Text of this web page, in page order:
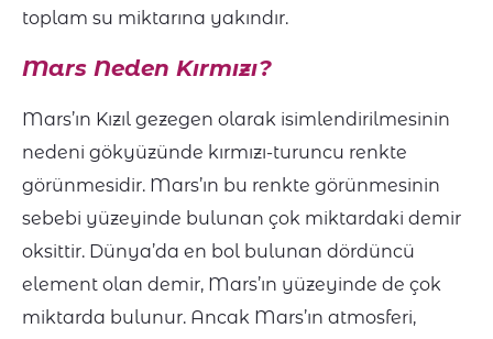
toplam su miktarına yakındır.
Mars Neden Kırmızı?
Mars’ın Kızıl gezegen olarak isimlendirilmesinin
nedeni gökyüzünde kırmızı-turuncu renkte
görünmesidir. Mars’ın bu renkte görünmesinin
sebebi yüzeyinde bulunan çok miktardaki demir
oksittir. Dünya’da en bol bulunan dördüncü
element olan demir, Mars’ın yüzeyinde de çok
miktarda bulunur. Ancak Mars’ın atmosferi,